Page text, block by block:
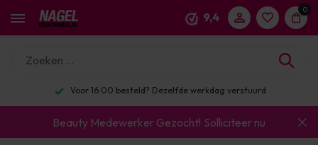
9,4
0
Voor 16:00 besteld? Dezelfde werkdag verstuurd
Beauty Medewerker Gezocht! Solliciteer nu